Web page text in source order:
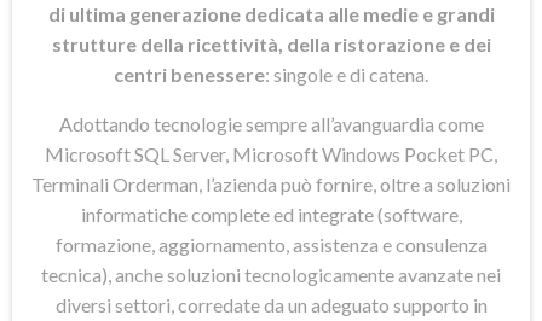
di ultima generazione dedicata alle medie e grandi
strutture della ricettività, della ristorazione e dei
centri benessere: singole e di catena.
Adottando tecnologie sempre all’avanguardia come
Microsoft SQL Server, Microsoft Windows Pocket PC,
Terminali Orderman, l’azienda può fornire, oltre a soluzioni
informatiche complete ed integrate (software,
formazione, aggiornamento, assistenza e consulenza
tecnica), anche soluzioni tecnologicamente avanzate nei
diversi settori, corredate da un adeguato supporto in